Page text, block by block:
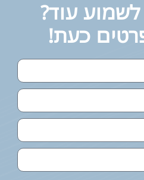
לשמוע עוד?
כעת!